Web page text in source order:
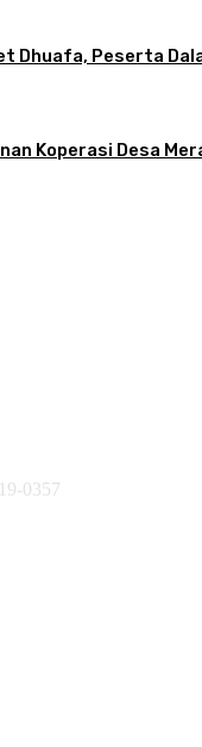
Dhuafa, Peserta
Koperasi Desa
0357